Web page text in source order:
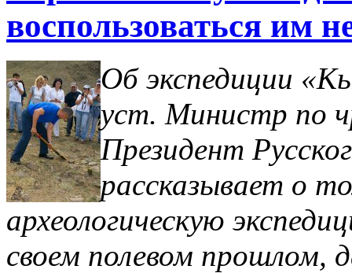
воспользоваться им
Об экспедиции
уст. Министр по
Президент
рассказывает о
археологическую
своем полевом прошлом,